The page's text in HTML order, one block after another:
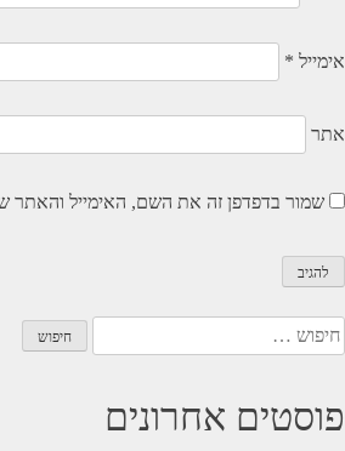
אימייל *
אתר
שמור בדפדפן זה את השם, האימייל והאתר
חיפוש:
פוסטים אחרונים